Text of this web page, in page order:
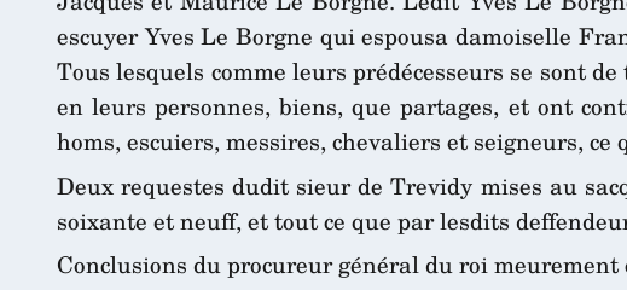
escuyer Yves Le Borgne qui espousa damoiselle
Tous lesquels comme leurs prédécesseurs se sont
en leurs personnes, biens, que partages, et ont
homs, escuiers, messires, chevaliers et seigneurs,
Deux requestes dudit sieur de Trevidy mises au
soixante et neuff, et tout ce que par lesdits
Conclusions du procureur général du roi meurement